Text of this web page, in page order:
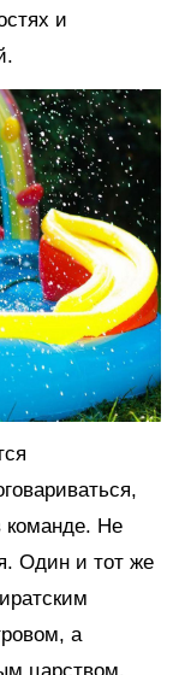
и
команде. Не
Один и тот же
а